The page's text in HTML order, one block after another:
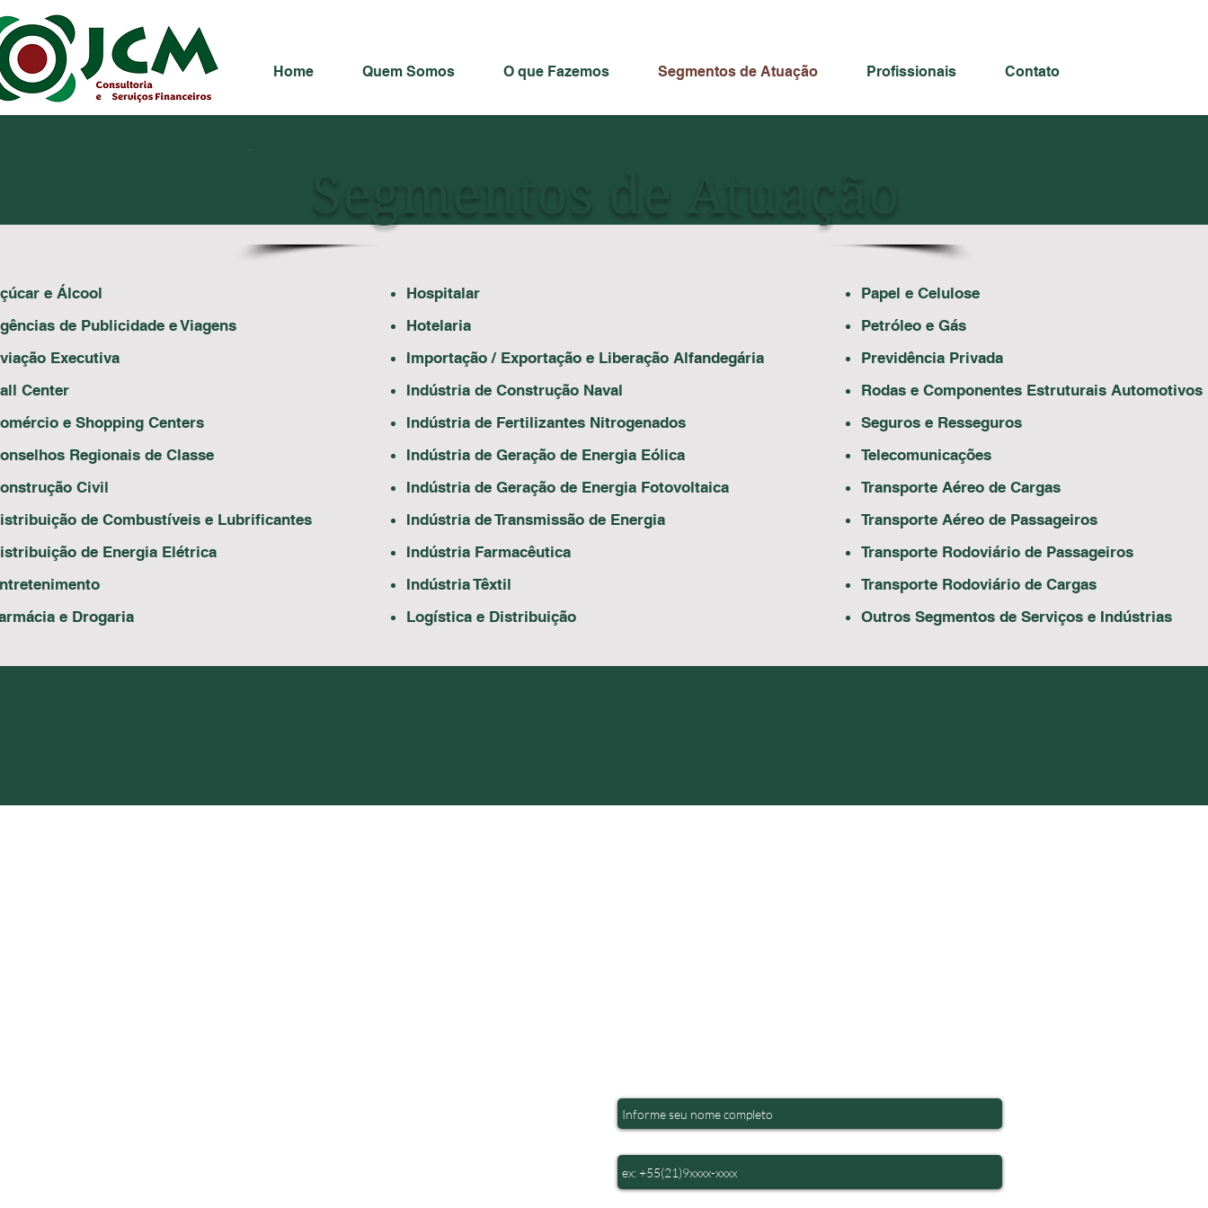
Home Quem Somos O que Fazemos Segmentos de Atuação Profissionais Contato
e Álcool
de Publicidade e Viagens
Executiva
Center
e Shopping Centers
Regionais de Classe
Civil
de Combustíveis e Lubrificantes
de Energia Elétrica
e Drogaria
Hospitalar
Hotelaria
Importação / Exportação e Liberação Alfandegária
Indústria de Construção Naval
Indústria de Fertilizantes Nitrogenados
Indústria de Geração de Energia Eólica
Indústria de Geração de Energia Fotovoltaica
Indústria de Transmissão de Energia
Indústria Farmacêutica
Indústria Têxtil
Logística e Distribuição
Papel e Celulose
Petróleo e Gás
Previdência Privada
Rodas e Componentes Estruturais Automotivos
Seguros e Resseguros
Telecomunicações
Transporte Aéreo de Cargas
Transporte Aéreo de Passageiros
Transporte Rodoviário de Passageiros
Transporte Rodoviário de Cargas
Outros Segmentos de Serviços e Indústrias
Segmentos de Atuação